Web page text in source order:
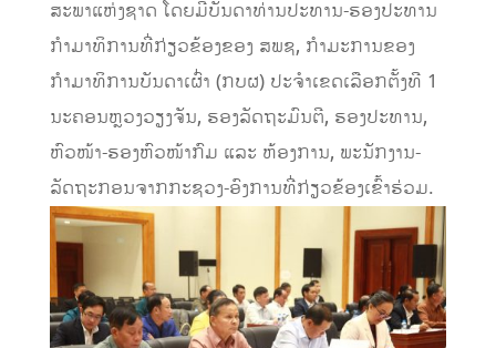
ສະພາແຫ່ງຊາດ ໂດຍມີບັນດາທ່ານປະທານ-ຮອງປະທານ
ກຳມາທິການທີ່ກ່ຽວຂ້ອງຂອງ ສພຊ, ກຳມະການຂອງ
ກຳມາທິການບັນດາເຜົ່າ (ກບຜ) ປະຈຳເຂດເລືອກຕັ້ງທີ 1
ນະຄອນຫຼວງວຽງຈັນ, ຮອງລັດຖະມົນຕີ, ຮອງປະທານ,
ຫົວໜ້າ-ຮອງຫົວໜ້າກົມ ແລະ ຫ້ອງການ, ພະນັກງານ-
ລັດຖະກອນຈາກກະຊວງ-ອົງການທີ່ກ່ຽວຂ້ອງເຂົ້າຮ່ວມ.